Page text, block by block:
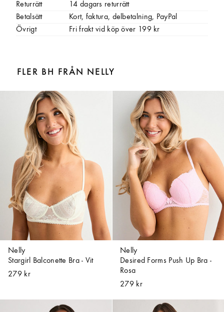
Returrätt
14 dagars returrätt
Betalsätt
Kort, faktura, delbetalning, PayPal
Övrigt
Fri frakt vid köp över 199 kr
FLER BH FRÅN NELLY
Nelly
Stargirl Balconette Bra - Vit
279 kr
Nelly
Desired Forms Push Up Bra -
Rosa
279 kr